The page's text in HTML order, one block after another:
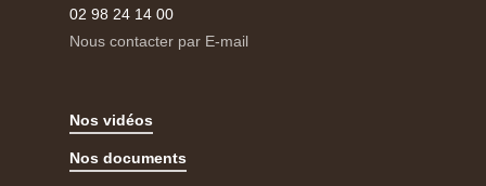
02 98 24 14 00
Nous contacter par E-mail
Nos vidéos
Nos documents